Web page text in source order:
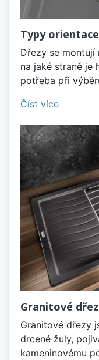
Typy
Dřezy se
na jaké straně je
potřeba při
Číst více
Granitové
Granitové dřezy
drcené žuly,
kameninovému